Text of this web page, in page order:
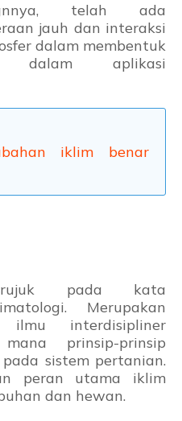
telah ada
jauh dan interaksi
dalam membentuk
dalam aplikasi
iklim benar
pada kata
Merupakan
interdisipliner
prinsip-prinsip
sistem pertanian.
peran utama iklim
dan hewan.